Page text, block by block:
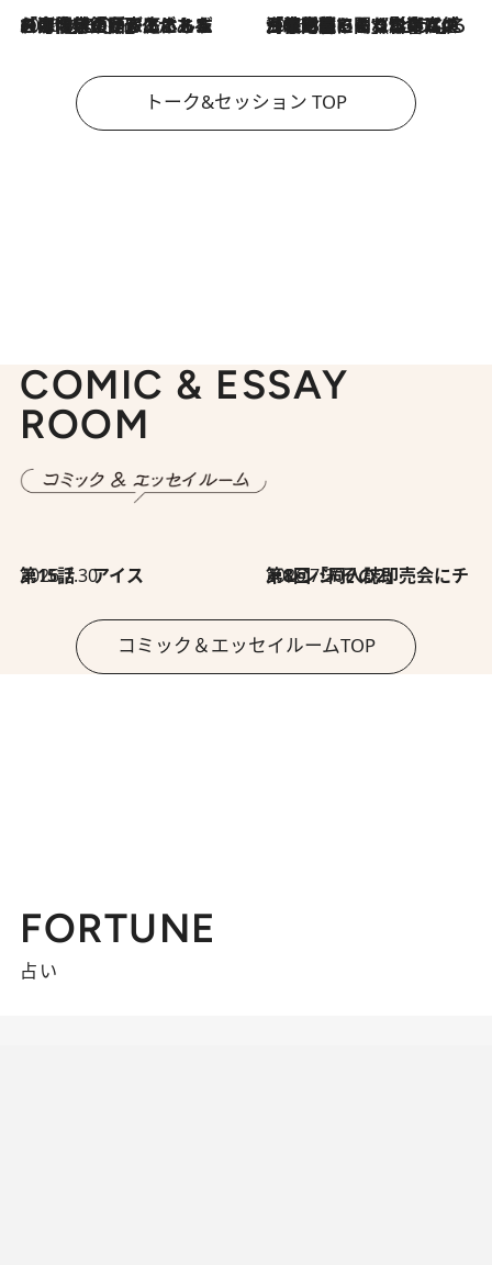
2026.8.3
「今後値上げがあるとすれば…」「リスクがあるのは今年の冬」エネルギー専門家が語る、ホルムズ海峡封鎖が家庭にもたらす“ある心配” 2026.8.3
「住宅建てられない…」「サーチャージ料の高値が続いている」ホルムズ海峡封鎖による影響はいつまで続く？《エネルギー専門家に聞く“どうなる日本の暮らし”》
トーク&セッション TOP
COMIC & ESSAY
ROOM
2026.7.30
第15話 アイス 2026.7.30
第8回「同人誌即売会にチャレンジ その2」
コミック＆エッセイルームTOP
FORTUNE
占い